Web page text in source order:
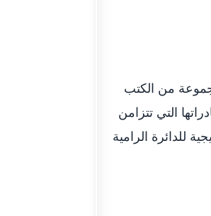
من الكتب
التي تتزامن
للدائرة الرامية